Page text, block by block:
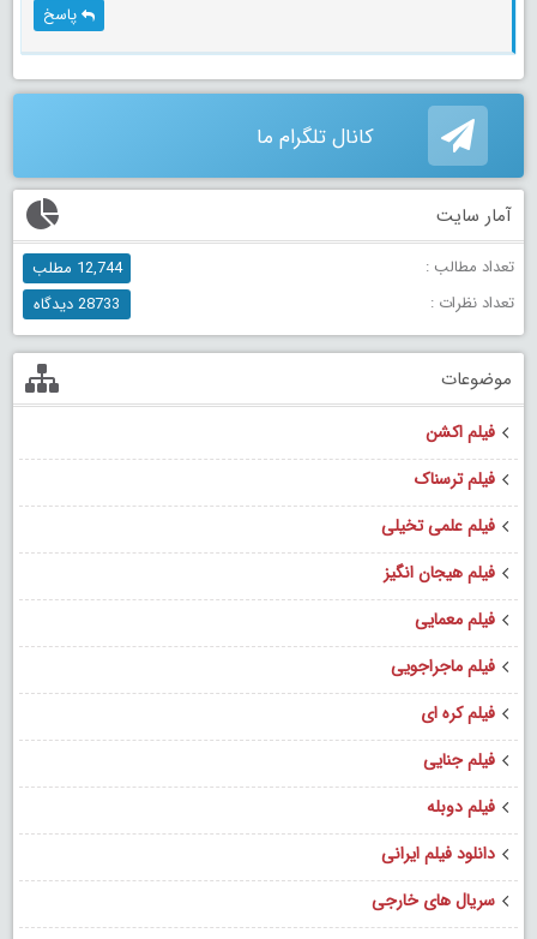
پاسخ
کانال تلگرام ما
آمار سایت
تعداد مطالب :
12,744 مطلب
تعداد نظرات :
28733 دیدگاه
موضوعات
فیلم اکشن
فیلم ترسناک
فیلم علمی تخیلی
فیلم هیجان انگیز
فیلم معمایی
فیلم ماجراجویی
فیلم کره ای
فیلم جنایی
فیلم دوبله
دانلود فیلم ایرانی
سریال های خارجی